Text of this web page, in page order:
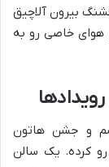
بیرون آلاچیق
خاصی رو به
و جشن هاتون
کرده. یک سالن